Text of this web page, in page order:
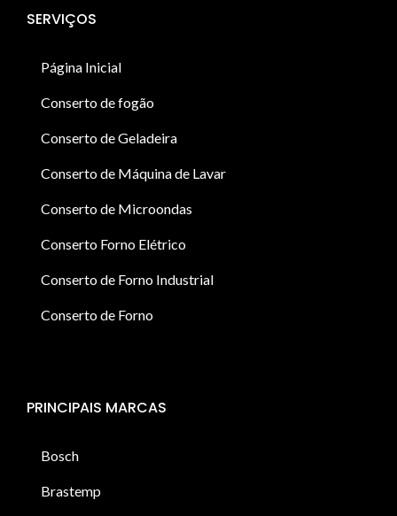
SERVIÇOS
Página Inicial
Conserto de fogão
Conserto de Geladeira
Conserto de Máquina de Lavar
Conserto de Microondas
Conserto Forno Elétrico
Conserto de Forno Industrial
Conserto de Forno
PRINCIPAIS MARCAS
Bosch
Brastemp